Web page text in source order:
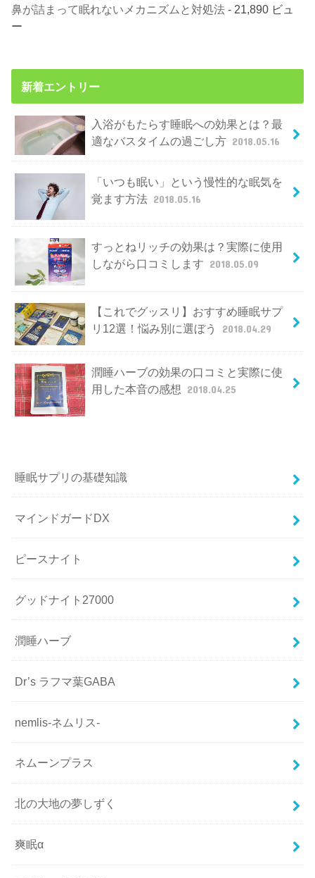
鼻が詰まって眠れないメカニズムと対処法 - 21,890 ビュ
ー
新着エントリー
入浴がもたらす睡眠への効果とは？最
適なバスタイムの過ごし方 2018.05.16
「いつも眠い」という慢性的な眠気を
覚ます方法 2018.05.16
すっとねリッチの効果は？実際に使用
しながら口コミします 2018.05.09
【これでグッスリ】おすすめ睡眠サプ
リ12選！悩み別に選ぼう
2018.04.29
潤睡ハーブの効果の口コミと実際に使
用した本音の感想 2018.04.25
睡眠サプリの基礎知識
マインドガードDX
ピースナイト
グッドナイト27000
潤睡ハーブ
Dr’s ラフマ葉GABA
nemlis-ネムリス-
ネムーンプラス
北の大地の夢しずく
爽眠α